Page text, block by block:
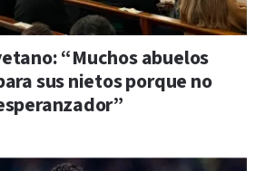
“Muchos abuelos
sus nietos porque no